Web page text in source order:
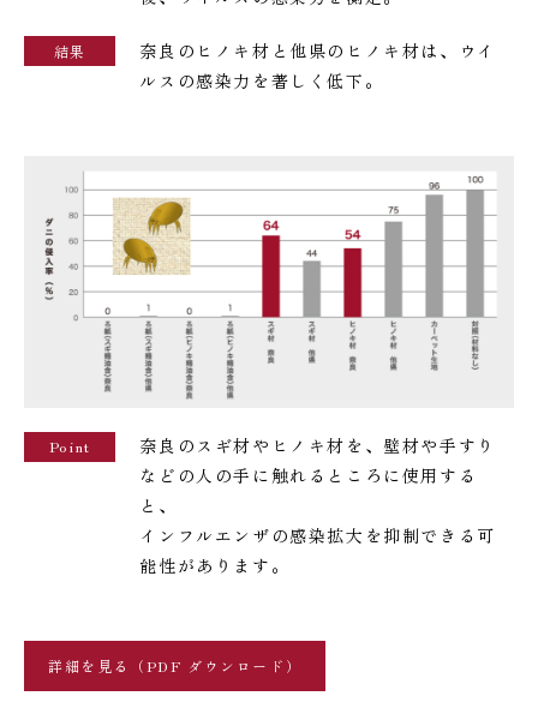
結果
奈良のヒノキ材と他県のヒノキ材は、ウイ
ルスの感染力を著しく低下。
Point
奈良のスギ材やヒノキ材を、壁材や手すり
などの人の手に触れるところに使用する
と、
インフルエンザの感染拡大を抑制できる可
能性があります。
詳細を見る（PDF ダウンロード）